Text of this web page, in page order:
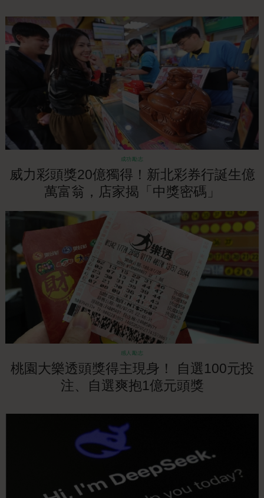
成功勵志
威力彩頭獎20億獨得！新北彩券行誕生億
萬富翁，店家揭「中獎密碼」
感人勵志
桃園大樂透頭獎得主現身！ 自選100元投
注、自選爽抱1億元頭獎